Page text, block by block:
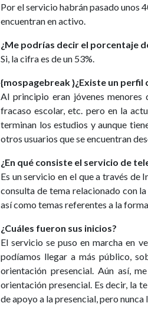
Por el servicio habrán pasado unos
encuentran en activo.
¿Me podrías decir el porcentaje
Si, la cifra es de un 53%.
{mospagebreak }¿Existe un perfil
Al principio eran jóvenes
fracaso escolar, etc. pero en la
terminan los estudios y aunque
otros usuarios que se encuentran
¿En qué consiste el servicio de
Es un servicio en el que a través de
consulta de tema relacionado con
así como temas referentes a la
¿Cuáles fueron sus inicios?
El servicio se puso en marcha en
podíamos llegar a más público,
orientación presencial. Aún así,
orientación presencial. Es decir, la
de apoyo a la presencial, pero nunca